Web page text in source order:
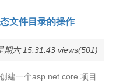
文件目录的操作
期六 15:31:43 views(501)
建一个asp.net core 项目